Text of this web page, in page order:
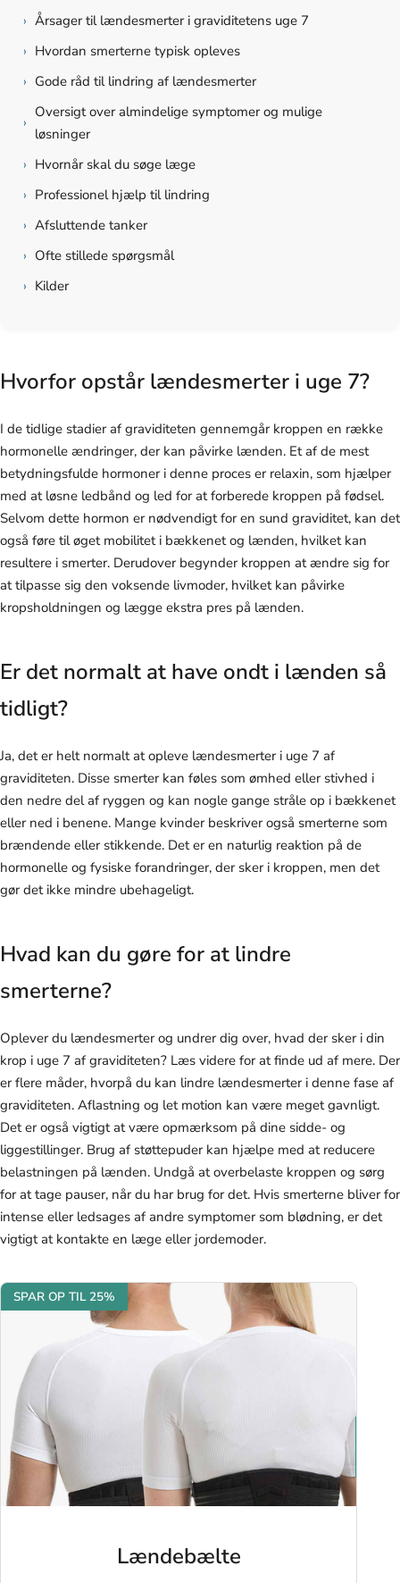
› Årsager til lændesmerter i graviditetens uge 7
› Hvordan smerterne typisk opleves
› Gode råd til lindring af lændesmerter
›
Oversigt over almindelige symptomer og mulige
løsninger
› Hvornår skal du søge læge
› Professionel hjælp til lindring
› Afsluttende tanker
› Ofte stillede spørgsmål
› Kilder
Hvorfor opstår lændesmerter i uge 7?
I de tidlige stadier af graviditeten gennemgår kroppen en række
hormonelle ændringer, der kan påvirke lænden. Et af de mest
betydningsfulde hormoner i denne proces er relaxin, som hjælper
med at løsne ledbånd og led for at forberede kroppen på fødsel.
Selvom dette hormon er nødvendigt for en sund graviditet, kan det
også føre til øget mobilitet i bækkenet og lænden, hvilket kan
resultere i smerter. Derudover begynder kroppen at ændre sig for
at tilpasse sig den voksende livmoder, hvilket kan påvirke
kropsholdningen og lægge ekstra pres på lænden.
Er det normalt at have ondt i lænden så
tidligt?
Ja, det er helt normalt at opleve lændesmerter i uge 7 af
graviditeten. Disse smerter kan føles som ømhed eller stivhed i
den nedre del af ryggen og kan nogle gange stråle op i bækkenet
eller ned i benene. Mange kvinder beskriver også smerterne som
brændende eller stikkende. Det er en naturlig reaktion på de
hormonelle og fysiske forandringer, der sker i kroppen, men det
gør det ikke mindre ubehageligt.
Hvad kan du gøre for at lindre
smerterne?
Oplever du lændesmerter og undrer dig over, hvad der sker i din
krop i uge 7 af graviditeten? Læs videre for at finde ud af mere. Der
er flere måder, hvorpå du kan lindre lændesmerter i denne fase af
graviditeten. Aflastning og let motion kan være meget gavnligt.
Det er også vigtigt at være opmærksom på dine sidde- og
liggestillinger. Brug af støttepuder kan hjælpe med at reducere
belastningen på lænden. Undgå at overbelaste kroppen og sørg
for at tage pauser, når du har brug for det. Hvis smerterne bliver for
intense eller ledsages af andre symptomer som blødning, er det
vigtigt at kontakte en læge eller jordemoder.
SPAR OP TIL 25%
Lændebælte